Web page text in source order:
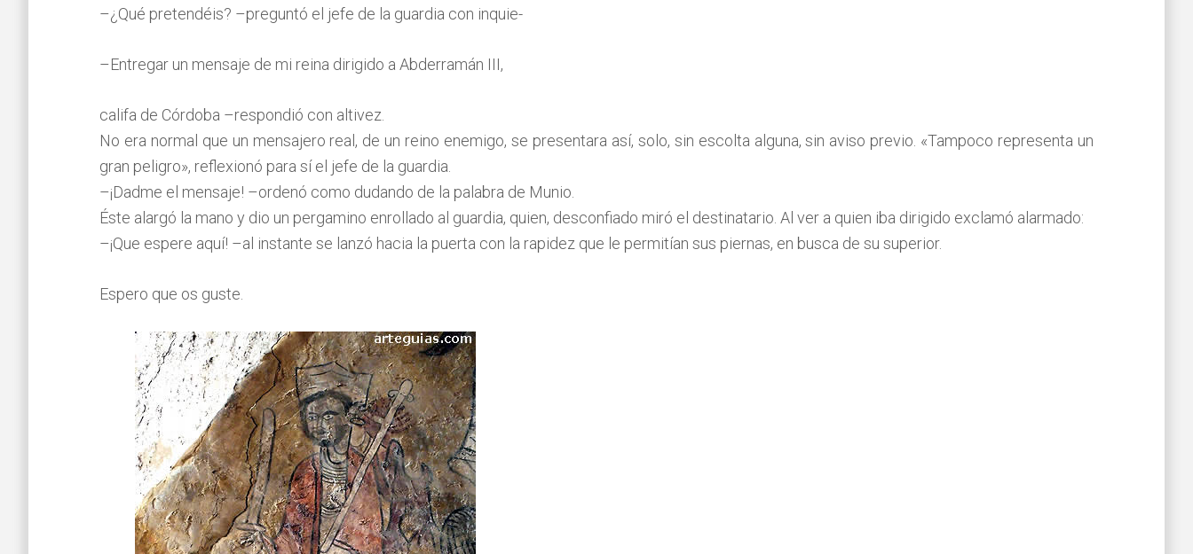
–¿Qué pretendéis? –preguntó el jefe de la guardia con inquie-
–Entregar un mensaje de mi reina dirigido a Abderramán III,
califa de Córdoba –respondió con altivez.
No era normal que un mensajero real, de un reino enemigo, se presentara así, solo, sin escolta alguna, sin aviso previo. «Tampoco representa un
gran peligro», reflexionó para sí el jefe de la guardia.
–¡Dadme el mensaje! –ordenó como dudando de la palabra de Munio.
Éste alargó la mano y dio un pergamino enrollado al guardia, quien, desconfiado miró el destinatario. Al ver a quien iba dirigido exclamó alarmado:
–¡Que espere aquí! –al instante se lanzó hacia la puerta con la rapidez que le permitían sus piernas, en busca de su superior.
Espero que os guste.